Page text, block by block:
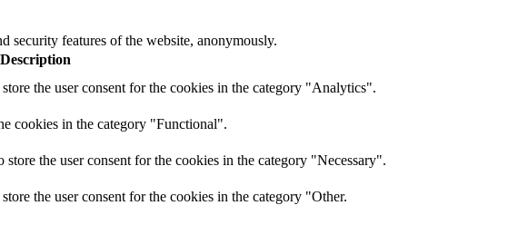
security features of the website, anonymously.
Description
the user consent for the cookies in the category "Analytics".
cookies in the category "Functional".
the user consent for the cookies in the category "Necessary".
the user consent for the cookies in the category "Other.